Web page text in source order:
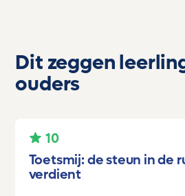
Dit zeggen
ouders
10
Toetsmij: de steun in de
verdient